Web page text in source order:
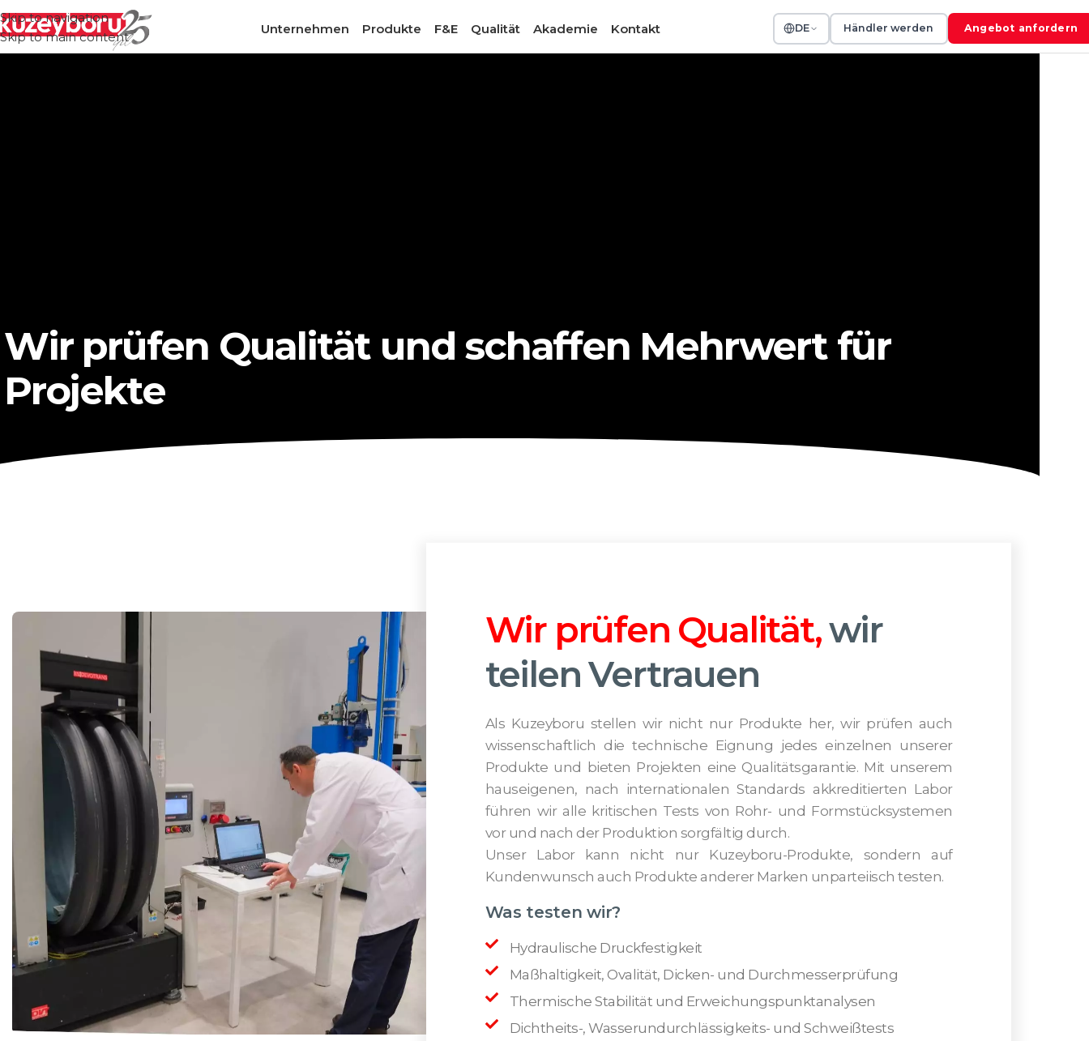
Skip to navigation
Skip to main content
Unternehmen Produkte F&E Qualität Akademie Kontakt DE Händler werden Angebot anfordern
Wir prüfen Qualität und schaffen Mehrwert für
Projekte
Wir prüfen Qualität,wir
teilen Vertrauen
Als Kuzeyboru stellen wir nicht nur Produkte her, wir prüfen auch
wissenschaftlich die technische Eignung jedes einzelnen unserer
Produkte und bieten Projekten eine Qualitätsgarantie. Mit unserem
hauseigenen, nach internationalen Standards akkreditierten Labor
führen wir alle kritischen Tests von Rohr- und Formstücksystemen
vor und nach der Produktion sorgfältig durch.
Unser Labor kann nicht nur Kuzeyboru-Produkte, sondern auf
Kundenwunsch auch Produkte anderer Marken unparteiisch testen.
Was testen wir?
Hydraulische Druckfestigkeit
Maßhaltigkeit, Ovalität, Dicken- und Durchmesserprüfung
Thermische Stabilität und Erweichungspunktanalysen
Dichtheits-, Wasserundurchlässigkeits- und Schweißtests